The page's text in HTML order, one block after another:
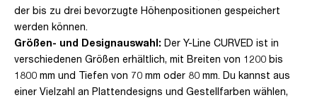
der bis zu drei bevorzugte Höhenpositionen gespeichert
werden können.
Größen- und Designauswahl: Der Y-Line CURVED ist in
verschiedenen Größen erhältlich, mit Breiten von 1200 bis
1800 mm und Tiefen von 70 mm oder 80 mm. Du kannst aus
einer Vielzahl an Plattendesigns und Gestellfarben wählen,